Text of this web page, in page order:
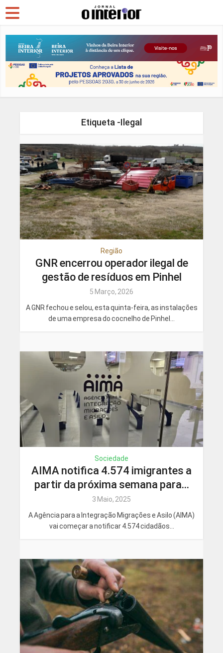
Etiqueta -Ilegal
Região
GNR encerrou operador ilegal de
gestão de resíduos em Pinhel
5 Março, 2026
A GNR fechou e selou, esta quinta-feira, as instalações
de uma empresa do cocnelho de Pinhel...
Sociedade
AIMA notifica 4.574 imigrantes a
partir da próxima semana para...
3 Maio, 2025
A Agência para a Integração Migrações e Asilo (AIMA)
vai começar a notificar 4.574 cidadãos...